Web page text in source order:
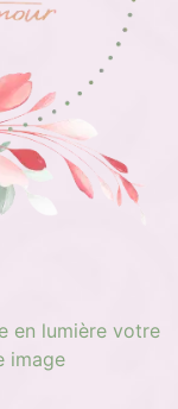
en lumière votre
image